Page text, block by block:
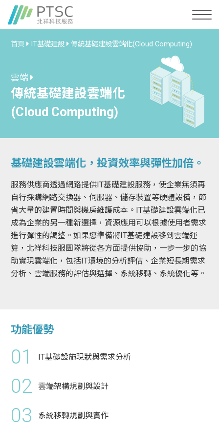
首頁 IT基礎建設 傳統基礎建設雲端化(Cloud Computing)
雲端
傳統基礎建設雲端化
(Cloud Computing)
基礎建設雲端化，投資效率與彈性加倍。
服務供應商透過網路提供IT基礎建設服務，使企業無須再
自行採購網路交換器、伺服器、儲存裝置等硬體設備，節
省大量的建置時間與機房維護成本。IT基礎建設雲端化已
成為企業的另一種新選擇，資源應用可以根據使用者需求
進行彈性的調整。如果您準備將IT基礎建設移到雲端運
算，北祥科技服團隊將從各方面提供協助，一步一步的協
助實現雲端化，包括IT環境的分析評估、企業短長期需求
分析、雲端服務的評估與選擇、系統移轉、系統優化等。
功能優勢
01 IT基礎設施現狀與需求分析
02 雲端架構規劃與設計
03 系統移轉規劃與實作